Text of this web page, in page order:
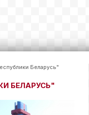
Беларусь"
БЕЛАРУСЬ"